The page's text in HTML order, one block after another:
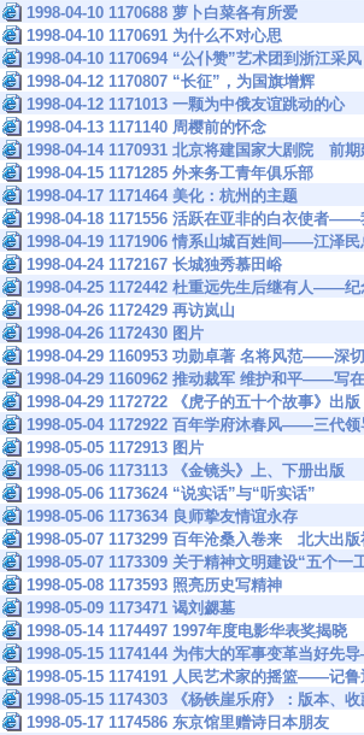
1998-04-10 1170688 萝卜白菜各有所爱
1998-04-10 1170691 为什么不对心思
1998-04-10 1170694 “公仆赞”艺术团到浙江采风
1998-04-12 1170807 “长征”，为国旗增辉
1998-04-12 1171013 一颗为中俄友谊跳动的心
1998-04-13 1171140 周樱前的怀念
1998-04-14 1170931 北京将建国家大剧院 前
1998-04-15 1171285 外来务工青年俱乐部
1998-04-17 1171464 美化：杭州的主题
1998-04-18 1171556 活跃在亚非的白衣使者
1998-04-19 1171906 情系山城百姓间——江泽民
1998-04-24 1172167 长城独秀慕田峪
1998-04-25 1172442 杜重远先生后继有人——纪
1998-04-26 1172429 再访岚山
1998-04-26 1172430 图片
1998-04-29 1160953 功勋卓著 名将风范——深
1998-04-29 1160962 推动裁军 维护和平——写
1998-04-29 1172722 《虎子的五十个故事》出版
1998-05-04 1172922 百年学府沐春风——三代领
1998-05-05 1172913 图片
1998-05-06 1173113 《金镜头》上、下册出版
1998-05-06 1173624 “说实话”与“听实话”
1998-05-06 1173634 良师挚友情谊永存
1998-05-07 1173299 百年沧桑入卷来 北大出
1998-05-07 1173309 关于精神文明建设“五个一
1998-05-08 1173593 照亮历史写精神
1998-05-09 1173471 谒刘勰墓
1998-05-14 1174497 1997年度电影华表奖揭
1998-05-15 1174144 为伟大的军事变革当好先
1998-05-15 1174191 人民艺术家的摇篮——记鲁
1998-05-15 1174303 《杨铁崖乐府》：版本、
1998-05-17 1174586 东京馆里赠诗日本朋友